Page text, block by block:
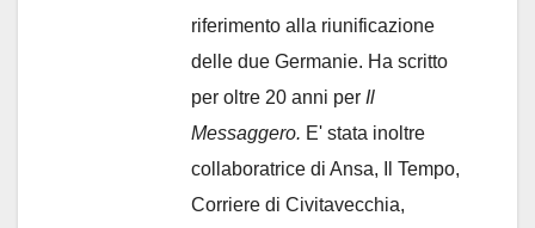
riferimento alla riunificazione
delle due Germanie. Ha scritto
per oltre 20 anni per Il
Messaggero. E' stata inoltre
collaboratrice di Ansa, Il Tempo,
Corriere di Civitavecchia,